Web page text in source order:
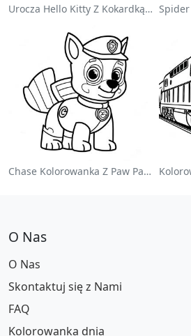
Urocza Hello Kitty Z Kokardką - Kolorowanka
Chase Kolorowanka Z Paw Patrol
O Nas
O Nas
Skontaktuj się z Nami
FAQ
Kolorowanka dnia